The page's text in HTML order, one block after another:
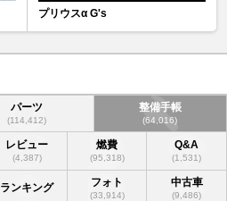
プリウスα G's
パーツ
(114,412)
整備手帳
(64,016)
レビュー
(4,387)
燃費
(95,318)
Q&A
(1,531)
ランキング フォト
(33,914)
中古車
(9,486)